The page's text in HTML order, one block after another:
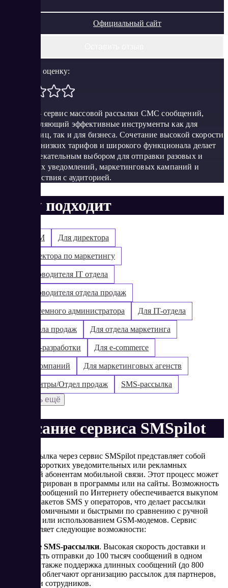
Официальный сайт
Поставить оценку:
SMSpilot – сервис массовой рассылки СМС сообщений,
предоставляющий эффективные инструменты как для
частных лиц, так и для бизнеса. Сочетание высокой скорости
доставки, низких тарифов и широкого функционала делает
его привлекательным выбором для отправки разовых и
регулярных уведомлений, маркетинговых кампаний и
взаимодействия с аудиторией.
Кому подходит
Для SMM Для директора
Для директора по маркетингу
Для руководителя IT отдела
Для руководителя отдела продаж
Для системного администратора Для IT-отдела
Для отдела продаж Для отдела маркетинга
Для web-разработки Для e-commerce
Для IT-компаний Для маркетинговых агенств
Колл-центры/Отдел продаж
SMS-рассылка
Показать ещё
Описание сервиса SMSpilot
СМС-рассылка через сервис SMSpilot представляет собой
отправку коротких уведомительных или рекламных
сообщений абонентам мобильной связи. Этот процесс может
быть интегрирован в программы или на сайты. Возможность
отправки сообщений по Интернету обеспечивается выкупом
больших пакетов SMS у операторов, что делает рассылки
более экономичными и быстрыми по сравнению с ручной
отправкой или использованием GSM-модемов. Сервис
предоставляет следующие возможности:
Массовые SMS-рассылки. Высокая скорость доставки и
возможность отправки до 100 тысяч сообщений в одном
задании, а также поддержка длинных сообщений (до 800
символов) облегчают организацию рассылок для партнеров,
клиентов и сотрудников.